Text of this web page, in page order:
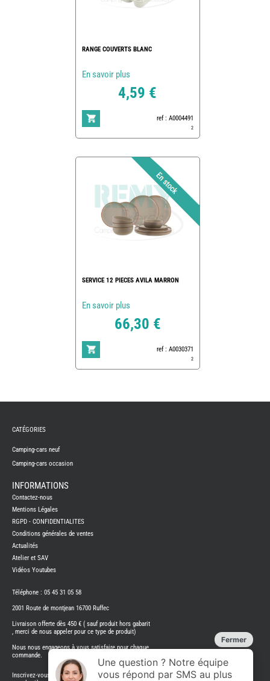
RANGE COUVERTS BLANC
En savoir plus
4,59 €
ref : A0004491
2
SERVICE 12 PIECES AVILA MARRON
En savoir plus
66,30 €
ref : A0030371
2
CAMPING-
NEUFS
CAMPING-
CAMPING-
BENIMAR
CAMPING-
CARADO
CAMPING-
ITINEO
CAMPING-
OCCASION
CARADO
NEUFS
CATÉGORIES
Camping-cars neuf
Camping-cars occasion
INFORMATIONS
Contactez-nous
Mentions Légales
RGPD - CONFIDENTIALITES
Conditions générales de ventes
Actualités
Atelier et SAV
Vidéos Youtubes
Téléphone : 05 45 31 05 58
2001 Route de montjean 16700 Ruffec
Livraison offerte dès 450 € ( sauf produit hors gabarit
, merci de nous appeler pour ce type de produit)
Nous nous engageons à vous satisfaire pour chaque
commande.
Inscrivez-vous à notre bulletin d'information Restez au courant de